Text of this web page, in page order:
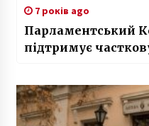
7 років ago
Парламентський
підтримує